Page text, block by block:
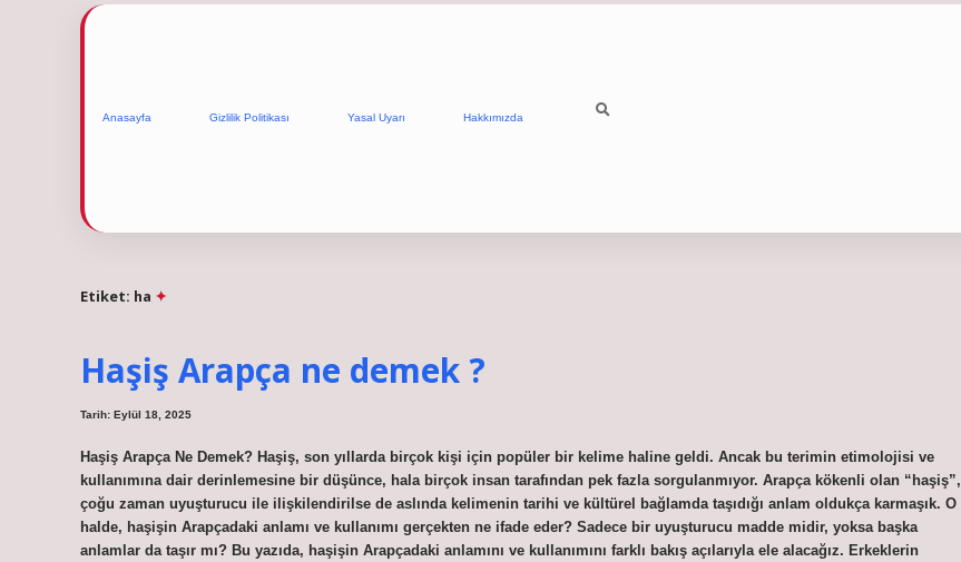
Anasayfa Gizlilik Politikası Yasal Uyarı Hakkımızda
Etiket: ha
Haşiş Arapça ne demek ?
Tarih: Eylül 18, 2025
Haşiş Arapça Ne Demek? Haşiş, son yıllarda birçok kişi için popüler bir kelime haline geldi. Ancak bu terimin etimolojisi ve
kullanımına dair derinlemesine bir düşünce, hala birçok insan tarafından pek fazla sorgulanmıyor. Arapça kökenli olan “haşiş”,
çoğu zaman uyuşturucu ile ilişkilendirilse de aslında kelimenin tarihi ve kültürel bağlamda taşıdığı anlam oldukça karmaşık. O
halde, haşişin Arapçadaki anlamı ve kullanımı gerçekten ne ifade eder? Sadece bir uyuşturucu madde midir, yoksa başka
anlamlar da taşır mı? Bu yazıda, haşişin Arapçadaki anlamını ve kullanımını farklı bakış açılarıyla ele alacağız. Erkeklerin